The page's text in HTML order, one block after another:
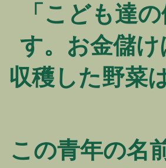
「こども達
す。お金儲
収穫した野菜
この青年の名